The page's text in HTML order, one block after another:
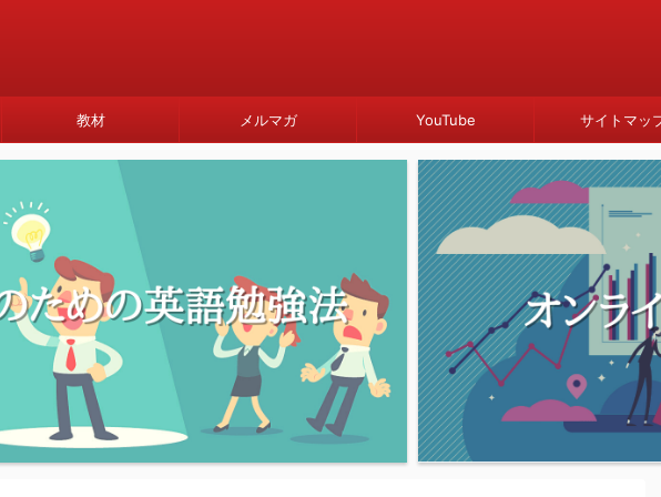
教材 メルマガ YouTube サイトマッ